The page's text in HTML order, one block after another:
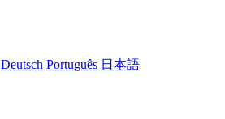
Deutsch Português 日本語